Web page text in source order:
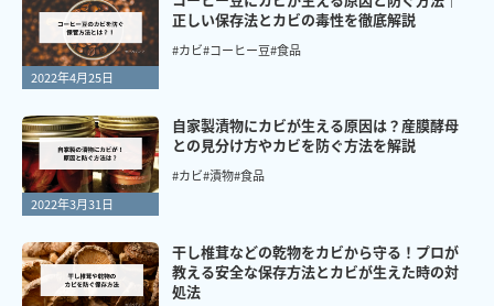
2022年4月25日
正しい保存法とカビの毒性を徹底解説
#カビ#コーヒー豆#食品
2022年3月31日
自家製漬物にカビが生える原因は？産膜酵母
との見分け方やカビを防ぐ方法を解説
#カビ#漬物#食品
干し椎茸などの乾物をカビから守る！プロが
教える安全な保存方法とカビが生えた時の対
処法